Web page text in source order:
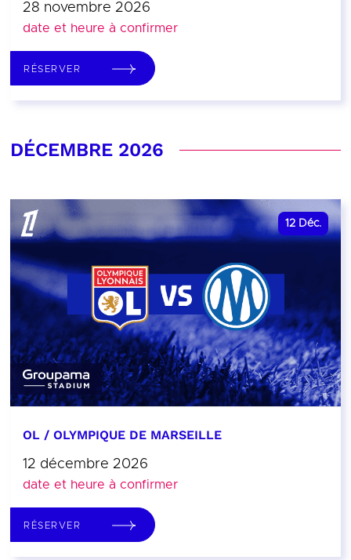
28 novembre 2026
date et heure à confirmer
RÉSERVER
DÉCEMBRE 2026
12 Déc.
OL / OLYMPIQUE DE MARSEILLE
12 décembre 2026
date et heure à confirmer
RÉSERVER